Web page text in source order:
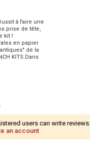
à faire une
prise de tête,
kit !
en papier
de la
KITS.Dans
users can write
an account